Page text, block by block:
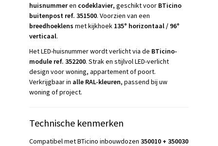
huisnummeren codeklavier, geschikt voor BTicino
buitenpost ref. 351500. Voorzien van een
breedhoeklens met kijkhoek 135° horizontaal / 96°
verticaal.
Het LED-huisnummer wordt verlicht via de BTicino-
module ref. 352200. Strak en stijlvol LED-verlicht
design voor woning, appartement of poort.
Verkrijgbaar in alle RAL-kleuren, passend bij uw
woning of project.
Technische kenmerken
Compatibel met BTicino inbouwdozen 350010 + 350030